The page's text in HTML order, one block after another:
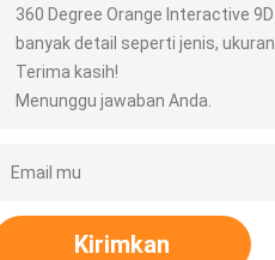
360 Degree Orange Interactive
banyak detail seperti jenis,
Terima kasih!
Menunggu jawaban Anda.
Kirimkan